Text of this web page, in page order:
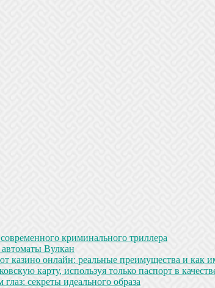
криминального триллера
Вулкан
казино онлайн: реальные преимущества и как
карту, используя только паспорт в
секреты идеального образа